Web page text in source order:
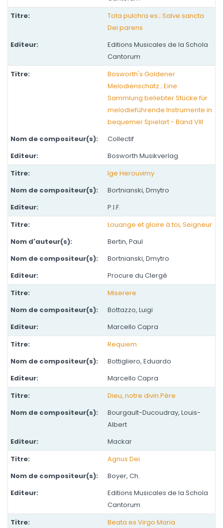
Tota pulchra es ; Salve sancta
Dei parens
Editions Musicales de la Schola
Cantorum
Bosworth's Goldener
Melodienschatz ; Eine
Sammlung beliebter Stücke für
melodieführende Instrumente in
bequemer Spielart - Band VIII
Collectif
Bosworth Musikverlag
Ige Herouvimy
Bortnianski, Dmytro
P.I.F.
Louange et gloire à toi, Seigneur
Bertin, Paul
Bortnianski, Dmytro
Procure du Clergé
Miserere
Bottazzo, Luigi
Marcello Capra
Requiem
Bottigliero, Eduardo
Marcello Capra
Dieu, notre divin Père
Bourgault-Ducoudray, Louis-
Albert
Mackar
Agnus Dei
Boyer, Ch.
Editions Musicales de la Schola
Cantorum
Beata es Virgo Maria